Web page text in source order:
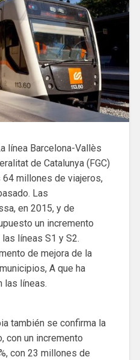
línea Barcelona-Vallès
de Catalunya (FGC)
millones de viajeros,
Las
en 2015, y de
un incremento
líneas S1 y S2.
de mejora de la
A que ha
las líneas.
también se confirma la
con un incremento
con 23 millones de